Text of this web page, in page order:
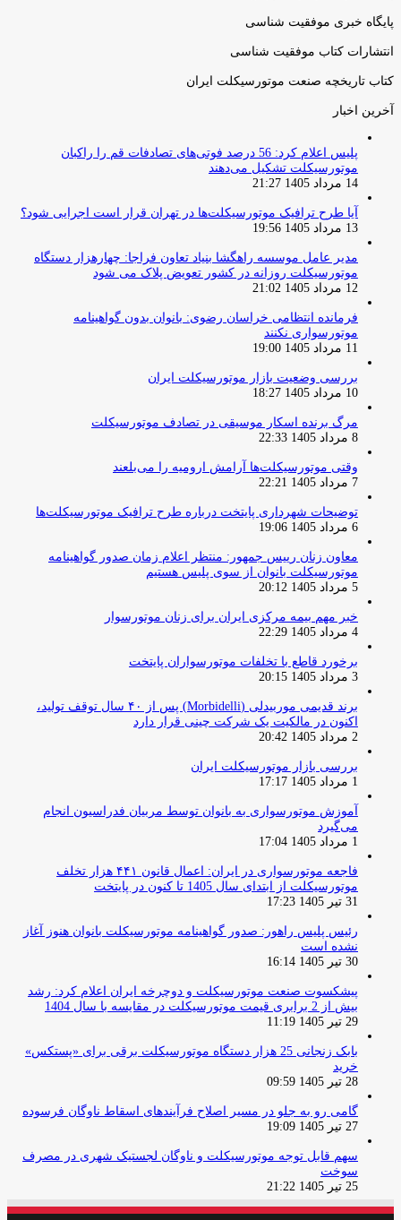
پایگاه خبری موفقیت شناسی
انتشارات کتاب موفقیت شناسی
کتاب تاریخچه صنعت موتورسیکلت ایران
آخرین اخبار
پلیس اعلام کرد: 56 درصد فوتی‌های تصادفات قم را راکبان
موتورسیکلت تشکیل می‌دهند
14 مرداد 1405 21:27
آیا طرح ترافیک موتورسیکلت‌ها در تهران قرار است اجرایی شود؟
13 مرداد 1405 19:56
مدیر عامل موسسه راهگشا بنیاد تعاون فراجا: چهارهزار دستگاه
موتورسیکلت روزانه در کشور تعویض پلاک می شود
12 مرداد 1405 21:02
فرمانده انتظامی خراسان رضوی: بانوان بدون گواهینامه
موتورسواری نکنند
11 مرداد 1405 19:00
بررسی وضعیت بازار موتورسیکلت ایران
10 مرداد 1405 18:27
مرگ برنده اسکار موسیقی در تصادف موتورسیکلت
8 مرداد 1405 22:33
وقتی موتورسیکلت‌ها آرامش ارومیه را می‌بلعند
7 مرداد 1405 22:21
توضیحات شهرداری پایتخت درباره طرح ترافیک موتورسیکلت‌ها
6 مرداد 1405 19:06
معاون زنان رییس جمهور: منتظر اعلام زمان صدور گواهینامه
موتورسیکلت بانوان از سوی پلیس هستیم
5 مرداد 1405 20:12
خبر مهم بیمه مرکزی ایران برای زنان موتورسوار
4 مرداد 1405 22:29
برخورد قاطع با تخلفات موتورسواران پایتخت
3 مرداد 1405 20:15
برند قدیمی موربیدلی (Morbidelli) پس از ۴۰ سال توقف تولید،
اکنون در مالکیت یک شرکت چینی قرار دارد
2 مرداد 1405 20:42
بررسی بازار موتورسیکلت ایران
1 مرداد 1405 17:17
آموزش موتورسواری به بانوان توسط مربیان فدراسیون انجام
می‌گیرد
1 مرداد 1405 17:04
فاجعه موتورسواری در ایران: اعمال قانون ۴۴۱ هزار تخلف
موتورسیکلت از ابتدای سال 1405 تا کنون در پایتخت
31 تیر 1405 17:23
رئیس پلیس راهور: صدور گواهینامه موتورسیکلت بانوان هنوز آغاز
نشده است
30 تیر 1405 16:14
پیشکسوت صنعت موتورسیکلت و دوچرخه ایران اعلام کرد: رشد
بیش از 2 برابری قیمت موتورسیکلت در مقایسه با سال 1404
29 تیر 1405 11:19
بابک زنجانی 25 هزار دستگاه موتورسیکلت برقی برای «پستکس»
خرید
28 تیر 1405 09:59
گامی رو به جلو در مسیر اصلاح فرآیندهای اسقاط ناوگان فرسوده
27 تیر 1405 19:09
سهم قابل توجه موتورسیکلت و ناوگان لجستیک شهری در مصرف
سوخت
25 تیر 1405 21:22